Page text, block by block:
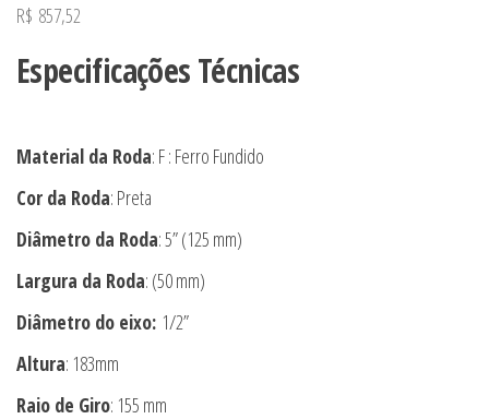
R$ 857,52
Especificações Técnicas
Material da Roda: F : Ferro Fundido
Cor da Roda: Preta
Diâmetro da Roda: 5” (125 mm)
Largura da Roda: (50 mm)
Diâmetro do eixo: 1/2”
Altura: 183mm
Raio de Giro: 155 mm